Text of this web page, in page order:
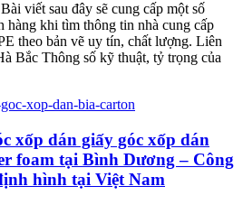
viết sau đây sẽ cung cấp một số
hàng khi tìm thông tin nhà cung cấp
theo bản vẽ uy tín, chất lượng. Liên
Bắc Thông số kỹ thuật, tỷ trọng của
xốp dán giấy góc xốp dán
foam tại Bình Dương – Công
hình tại Việt Nam